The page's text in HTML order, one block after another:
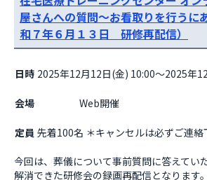
屋さんへの質問～お看取りを行うに
和７年６月１３日 研修再配信）
日時 2025年12月12日(金) 10:00～2025年
会場
定員 先着100名 ＊キャンセルは必ずご連絡
今回は、葬儀について事前質問に答えてい
解消できた研修会の録画再配信となります。